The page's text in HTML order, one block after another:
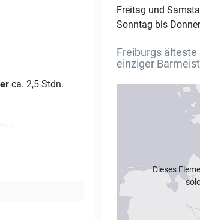
ca. 2,5 Stdn.
auch
Freitag und
Sonntag bis
Freiburgs
einziger
Dieses